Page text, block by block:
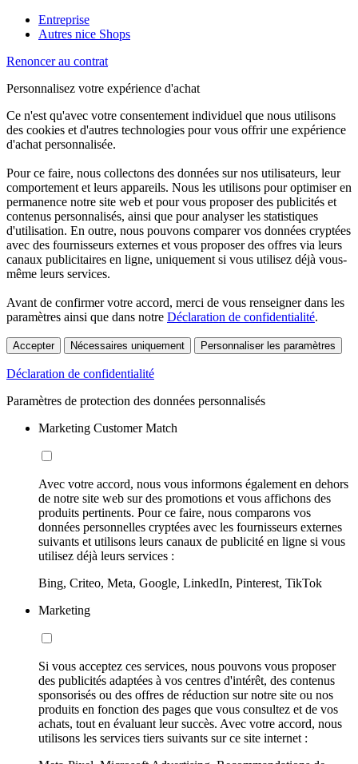
Entreprise
Autres nice Shops
Renoncer au contrat
Personnalisez votre expérience d'achat
Ce n'est qu'avec votre consentement individuel que nous utilisons
des cookies et d'autres technologies pour vous offrir une expérience
d'achat personnalisée.
Pour ce faire, nous collectons des données sur nos utilisateurs, leur
comportement et leurs appareils. Nous les utilisons pour optimiser en
permanence notre site web et pour vous proposer des publicités et
contenus personnalisés, ainsi que pour analyser les statistiques
d'utilisation. En outre, nous pouvons comparer vos données cryptées
avec des fournisseurs externes et vous proposer des offres via leurs
canaux publicitaires en ligne, uniquement si vous utilisez déjà vous-
même leurs services.
Avant de confirmer votre accord, merci de vous renseigner dans les
paramètres ainsi que dans notre Déclaration de confidentialité.
Accepter Nécessaires uniquement Personnaliser les paramètres
Déclaration de confidentialité
Paramètres de protection des données personnalisés
Marketing Customer Match
Avec votre accord, nous vous informons également en dehors
de notre site web sur des promotions et vous affichons des
produits pertinents. Pour ce faire, nous comparons vos
données personnelles cryptées avec les fournisseurs externes
suivants et utilisons leurs canaux de publicité en ligne si vous
utilisez déjà leurs services :
Bing, Criteo, Meta, Google, LinkedIn, Pinterest, TikTok
Marketing
Si vous acceptez ces services, nous pouvons vous proposer
des publicités adaptées à vos centres d'intérêt, des contenus
sponsorisés ou des offres de réduction sur notre site ou nos
produits en fonction des pages que vous consultez et de vos
achats, tout en évaluant leur succès. Avec votre accord, nous
utilisons les services tiers suivants sur ce site internet :